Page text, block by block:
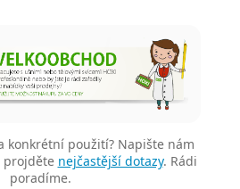
konkrétní použití? Napište nám
nejčastější dotazy. Rádi
poradíme.